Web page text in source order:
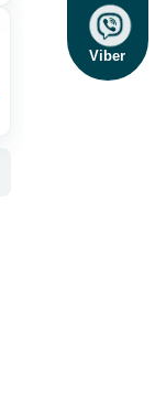
Viber